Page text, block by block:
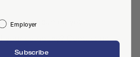
companies yet
your company?Contact us
Employer
Subscribe